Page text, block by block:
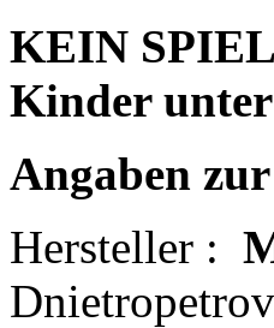
KEIN
Kinder
Angaben
Hersteller :